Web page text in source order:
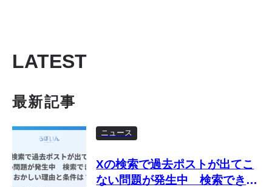
LATEST
最新記事
ニュース
Xの検索で過去ポストが出てこ
ない問題が発生中 検索できな